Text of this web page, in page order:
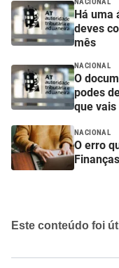
Há uma
deves
mês
NACIONAL
O
podes
que
NACIONAL
O erro
Este conteúdo foi